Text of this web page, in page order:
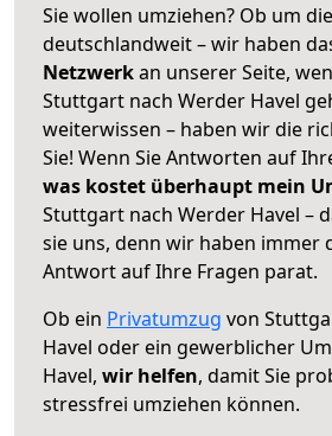
Sie wollen umziehen? Ob um
deutschlandweit – wir haben
Netzwerkan unserer Seite,
Stuttgart nach Werder Havel
weiterwissen – haben wir die
Sie! Wenn Sie Antworten auf
was kostet überhaupt mein
Stuttgart nach Werder Havel –
sie uns, denn wir haben immer
Antwort auf Ihre Fragen parat.
Ob ein Privatumzug von
Havel oder ein gewerblicher
Havel, wir helfen, damit Sie
stressfrei umziehen können.